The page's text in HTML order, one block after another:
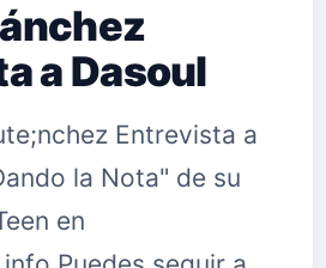
a Dasoul
Entrevista a
la Nota" de su
en